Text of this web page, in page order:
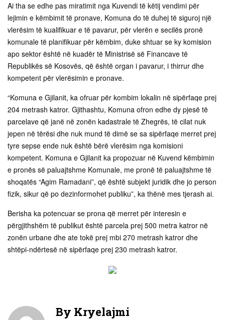
Ai tha se edhe pas miratimit nga Kuvendi të këtij vendimi për
lejimin e këmbimit të pronave, Komuna do të duhej të siguroj një
vlerësim të kualifikuar e të pavarur, për vlerën e secilës pronë
komunale të planifikuar për këmbim, duke shtuar se ky komision
apo sektor është në kuadër të Ministrisë së Financave të
Republikës së Kosovës, që është organ i pavarur, i thirrur dhe
kompetent për vlerësimin e pronave.
“Komuna e Gjilanit, ka ofruar për kombim lokalin në sipërfaqe prej
204 metrash katror. Gjithashtu, Komuna ofron edhe dy pjesë të
parcelave që janë në zonën kadastrale të Zhegrës, të cilat nuk
jepen në tërësi dhe nuk mund të dimë se sa sipërfaqe merret prej
tyre sepse ende nuk është bërë vlerësim nga komisioni
kompetent. Komuna e Gjilanit ka propozuar në Kuvend këmbimin
e pronës së paluajtshme Komunale, me pronë të paluajtshme të
shoqatës “Agim Ramadani”, që është subjekt juridik dhe jo person
fizik, sikur që po dezinformohet publiku”, ka thënë mes tjerash ai.
Berisha ka potencuar se prona që merret për interesin e
përgjithshëm të publikut është parcela prej 500 metra katror në
zonën urbane dhe ate tokë prej mbi 270 metrash katror dhe
shtëpi-ndërtesë në sipërfaqe prej 230 metrash katror.
By Kryelajmi